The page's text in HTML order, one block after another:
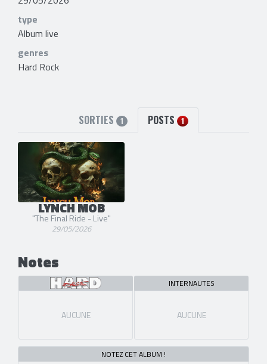
type
Album live
genres
Hard Rock
SORTIES 1 POSTS 1
LYNCH MOB
"The Final Ride - Live"
29/05/2026
Notes
AUCUNE
INTERNAUTES
AUCUNE
NOTEZ CET ALBUM !